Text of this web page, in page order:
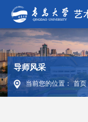
导师风采
当前您的位置：首页